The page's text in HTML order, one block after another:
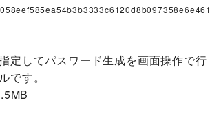
定してパスワード生成を画面操作で行
です。